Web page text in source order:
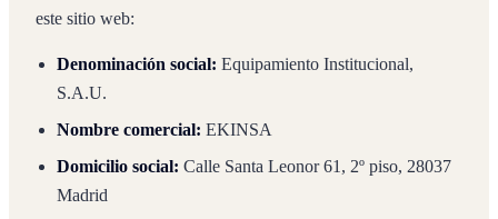
este sitio web:
Denominación social: Equipamiento Institucional,
S.A.U.
Nombre comercial: EKINSA
Domicilio social: Calle Santa Leonor 61, 2º piso, 28037
Madrid